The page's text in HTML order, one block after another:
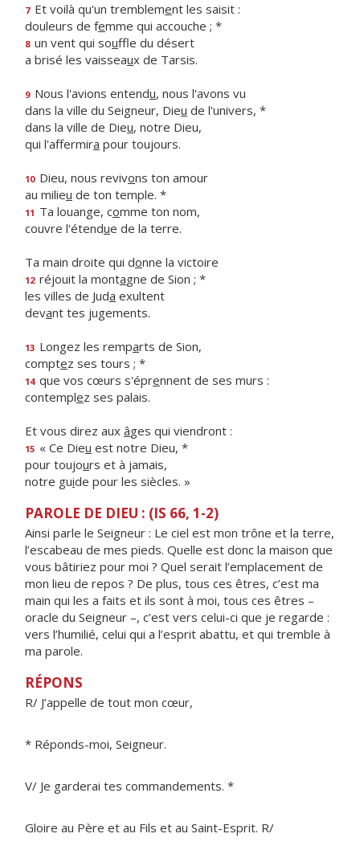
7 Et voilà qu'un tremblement les saisit :
douleurs de femme qui accouche ; *
8 un vent qui souffle du désert
a brisé les vaisseaux de Tarsis.
9 Nous l'avions entendu, nous l'avons vu
dans la ville du Seigneur, Dieu de l'univers, *
dans la ville de Dieu, notre Dieu,
qui l'affermira pour toujours.
10 Dieu, nous revivons ton amour
au milieu de ton temple. *
11 Ta louange, comme ton nom,
couvre l'étendue de la terre.
Ta main droite qui donne la victoire
12 réjouit la montagne de Sion ; *
les villes de Juda exultent
devant tes jugements.
13 Longez les remparts de Sion,
comptez ses tours ; *
14 que vos cœurs s'éprennent de ses murs :
contemplez ses palais.
Et vous direz aux âges qui viendront :
15 « Ce Dieu est notre Dieu, *
pour toujours et à jamais,
notre guide pour les siècles. »
PAROLE DE DIEU : (IS 66, 1-2)
Ainsi parle le Seigneur : Le ciel est mon trône et la terre,
l’escabeau de mes pieds. Quelle est donc la maison que
vous bâtiriez pour moi ? Quel serait l’emplacement de
mon lieu de repos ? De plus, tous ces êtres, c’est ma
main qui les a faits et ils sont à moi, tous ces êtres –
oracle du Seigneur –, c’est vers celui-ci que je regarde :
vers l’humilié, celui qui a l’esprit abattu, et qui tremble à
ma parole.
RÉPONS
R/ J’appelle de tout mon cœur,
* Réponds-moi, Seigneur.
V/ Je garderai tes commandements. *
Gloire au Père et au Fils et au Saint-Esprit. R/